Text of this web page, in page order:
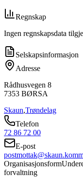
Regnskap
Ingen regnskapsdata
Selskapsinformasjon
Adresse
Rådhusvegen 8
7353 BØRSA
Skaun,Trøndelag
Telefon
72 86 72 00
E-post
Organisasjonsform
forvaltning